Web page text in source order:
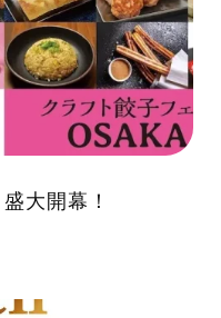
大開幕！